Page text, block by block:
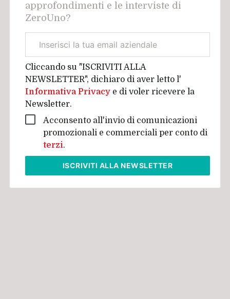
approfondimenti e le interviste di
ZeroUno?
aziendale
Cliccando su "ISCRIVITI ALLA
NEWSLETTER", dichiaro di aver letto l'
Informativa Privacy e di voler ricevere la
Newsletter.
Acconsento all'invio di comunicazioni
promozionali e commerciali per conto di
terzi.
ISCRIVITI ALLA NEWSLETTER